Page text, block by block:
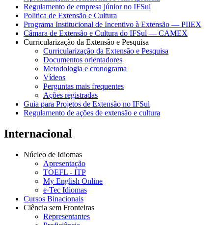
Regulamento de empresa júnior no IFSul
Politica de Extensão e Cultura
Programa Institucional de Incentivo à Extensão — PIIEX
Câmara de Extensão e Cultura do IFSul — CAMEX
Curricularização da Extensão e Pesquisa
Curricularização da Extensão e Pesquisa
Documentos orientadores
Metodologia e cronograma
Vídeos
Perguntas mais frequentes
Ações registradas
Guia para Projetos de Extensão no IFSul
Regulamento de ações de extensão e cultura
Internacional
Núcleo de Idiomas
Apresentação
TOEFL - ITP
My English Online
e-Tec Idiomas
Cursos Binacionais
Ciência sem Fronteiras
Representantes